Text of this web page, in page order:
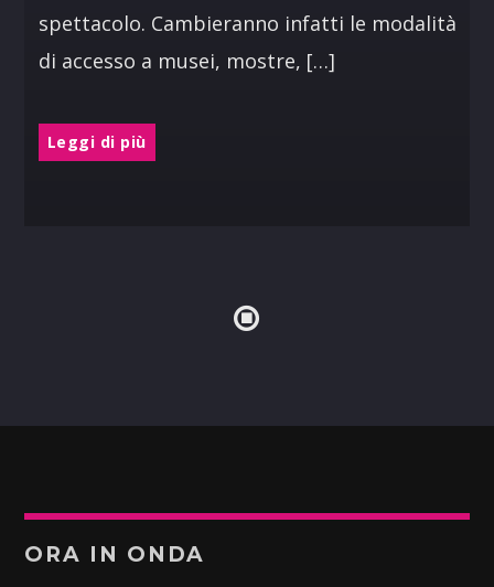
spettacolo. Cambieranno infatti le modalità
di accesso a musei, mostre, […]
Leggi di più
ORA IN ONDA